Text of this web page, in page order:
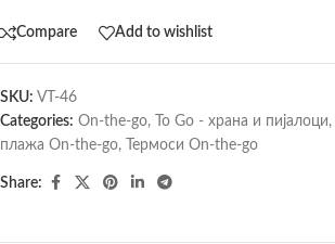
Compare Add to wishlist
SKU: VT-46
Categories: On-the-go, To Go - храна и пијалоци,
плажа On-the-go, Термоси On-the-go
Share: